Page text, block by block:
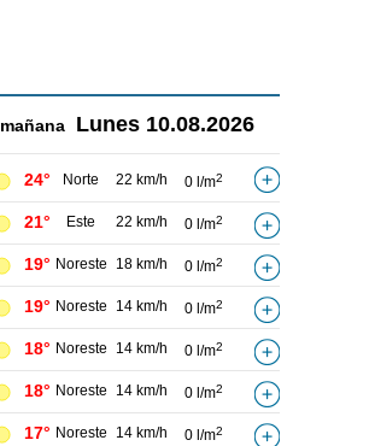
mañana Lunes 10.08.2026
24° Norte 22 km/h 0 l/m2
21° Este 22 km/h 0 l/m2
19° Noreste 18 km/h 0 l/m2
19° Noreste 14 km/h 0 l/m2
18° Noreste 14 km/h 0 l/m2
18° Noreste 14 km/h 0 l/m2
17° Noreste 14 km/h 0 l/m2